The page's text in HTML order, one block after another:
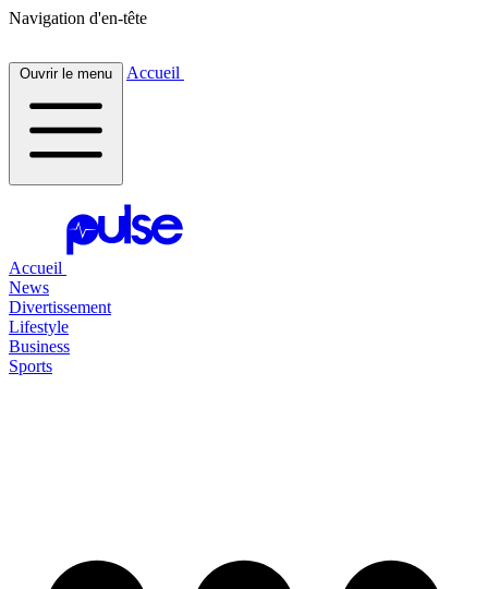
Navigation d'en-tête
Ouvrir le menu Accueil
Accueil
News
Divertissement
Lifestyle
Business
Sports